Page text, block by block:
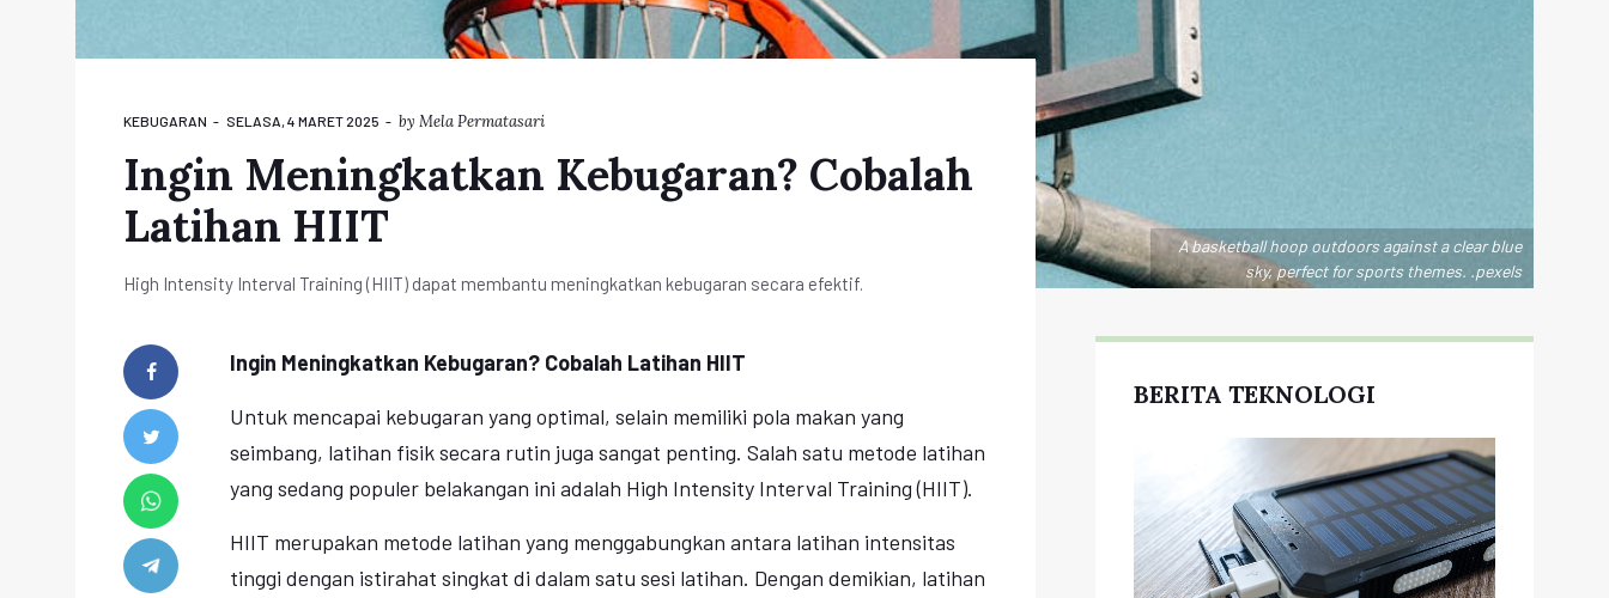
A basketball hoop outdoors against a clear blue
sky, perfect for sports themes. .pexels
KEBUGARAN SELASA, 4 MARET 2025 by Mela Permatasari
Ingin Meningkatkan Kebugaran? Cobalah
Latihan HIIT
High Intensity Interval Training (HIIT) dapat membantu meningkatkan kebugaran secara efektif.
Ingin Meningkatkan Kebugaran? Cobalah Latihan HIIT
Untuk mencapai kebugaran yang optimal, selain memiliki pola makan yang
seimbang, latihan fisik secara rutin juga sangat penting. Salah satu metode latihan
yang sedang populer belakangan ini adalah High Intensity Interval Training (HIIT).
HIIT merupakan metode latihan yang menggabungkan antara latihan intensitas
tinggi dengan istirahat singkat di dalam satu sesi latihan. Dengan demikian, latihan
BERITA TEKNOLOGI